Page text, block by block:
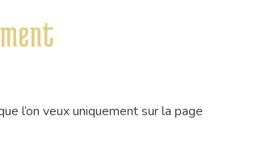
l’on veux uniquement sur la page